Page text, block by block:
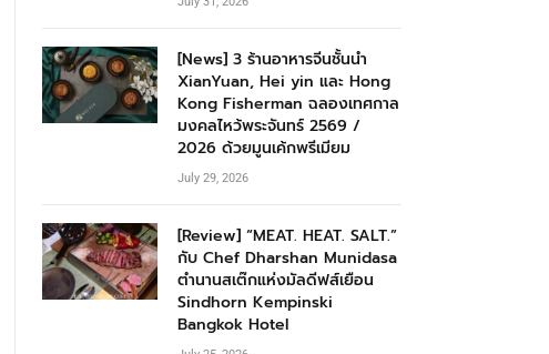
[News] 3 ร้านอาหารจีนชั้นนำ
XianYuan, Hei yin และ Hong
Kong Fisherman ฉลองเทศกาล
มงคลไหว้พระจันทร์ 2569 /
2026 ด้วยมูนเค้กพรีเมียม
July 29, 2026
[Review] “MEAT. HEAT. SALT.”
กับ Chef Dharshan Munidasa
ตำนานสเต๊กแห่งมัลดีฟส์เยือน
Sindhorn Kempinski
Bangkok Hotel